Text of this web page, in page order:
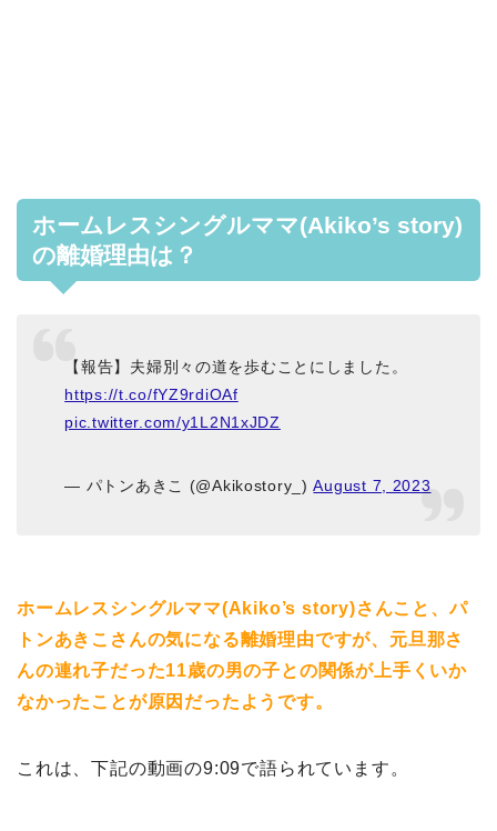
ホームレスシングルママ(Akiko’s story)
の離婚理由は？
【報告】夫婦別々の道を歩むことにしました。
https://t.co/fYZ9rdiOAf
pic.twitter.com/y1L2N1xJDZ
— パトンあきこ (@Akikostory_)August 7, 2023
ホームレスシングルママ(Akiko’s story)さんこと、パ
トンあきこさんの気になる離婚理由ですが、元旦那さ
んの連れ子だった11歳の男の子との関係が上手くいか
なかったことが原因だったようです。
これは、下記の動画の9:09で語られています。